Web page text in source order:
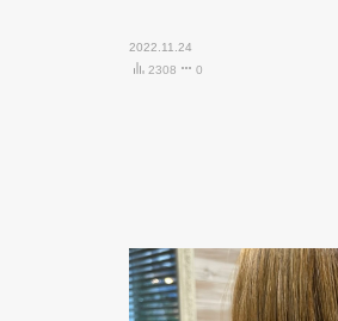
2022.11.24
2308
0